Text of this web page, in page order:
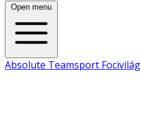
Open menu
Absolute Teamsport Focivilág